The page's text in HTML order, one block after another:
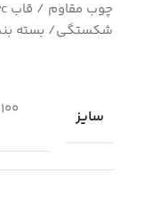
شکستگی/ بسته
سایز